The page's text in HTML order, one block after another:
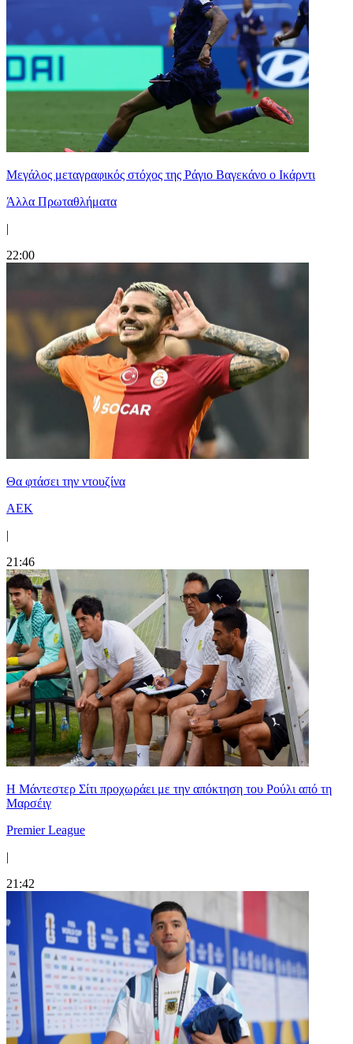
Μεγάλος μεταγραφικός στόχος της Ράγιο Βαγεκάνο ο Ικάρντι
Άλλα Πρωταθλήματα
|
22:00
Θα φτάσει την ντουζίνα
ΑΕΚ
|
21:46
Η Μάντεστερ Σίτι προχωράει με την απόκτηση του Ρούλι από τη
Μαρσέιγ
Premier League
|
21:42